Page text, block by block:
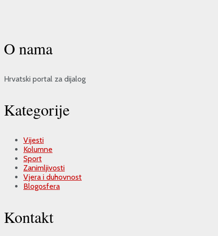
O nama
Hrvatski portal za dijalog
Kategorije
Vijesti
Kolumne
Sport
Zanimljivosti
Vjera i duhovnost
Blogosfera
Kontakt